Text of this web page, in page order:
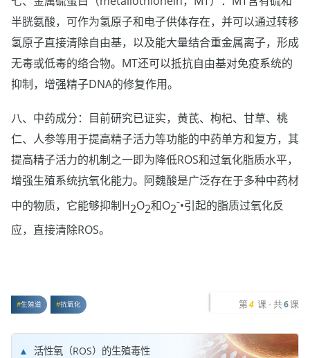
半胱氨酸，可作为氢原子和电子供体存在，并可以通过转移
氢原子直接清除自由基，以及能大量结合重金属离子，形成
无毒或低毒的络合物。MT还可以抵抗自由基对免疫系统的
抑制，增强精子DNA的修复作用。
八、中药成分：目前研究已证实，黄芪、枸杞、甘草、桃
仁、人参等用于提高精子活力等功能的中药单方和复方，其
提高精子活力的机制之一即为降低ROS和过氧化脂质水平，
增强生殖系统抗氧化能力。阿魏酸是广泛存在于多种中药材
中的物质，它能够抑制H2O2和O2-•引起的脂质过氧化反
应，直接清除ROS。
生殖道 抗氧化 第 4 课 - 共6课
活性氧（ROS）的生殖毒性